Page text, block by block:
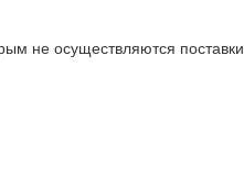
не осуществляются поставки